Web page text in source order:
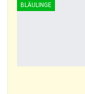
BLÄULINGE